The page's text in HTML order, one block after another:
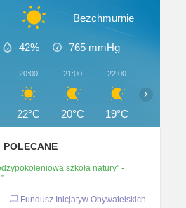
Bezchmurnie
42% 765 mmHg
20:00
22°C
21:00
20°C
22:00
19°C
›
POLECANE
szkoła natury" -
Fundusz Inicjatyw Obywatelskich